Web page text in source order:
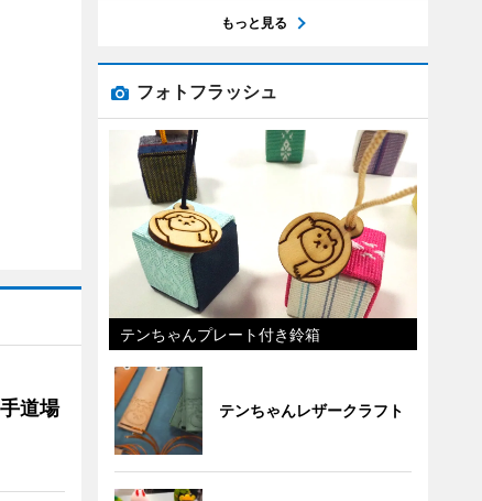
道場
もっと見る
フォトフラッシュ
テンちゃんプレート付き鈴箱
テンちゃんレザークラフト